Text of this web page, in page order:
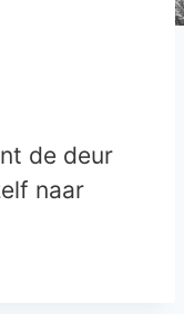
de deur
naar